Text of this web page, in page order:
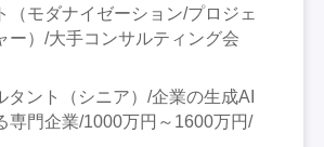
（モダナイゼーション/プロジェ
ー）/大手コンサルティング会
タント（シニア）/企業の生成AI
専門企業/1000万円～1600万円/